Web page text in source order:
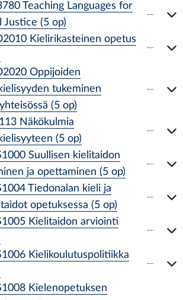
Teaching Languages for
Justice (5 op)
Kielirikasteinen opetus
Oppijoiden
tukeminen
(5 op)
Näkökulmia
(5 op)
Suullisen kielitaidon
ja opettaminen (5 op)
Tiedonalan kieli ja
opetuksessa (5 op)
Kielitaidon arviointi
Kielikoulutuspolitiikka
Kielenopetuksen